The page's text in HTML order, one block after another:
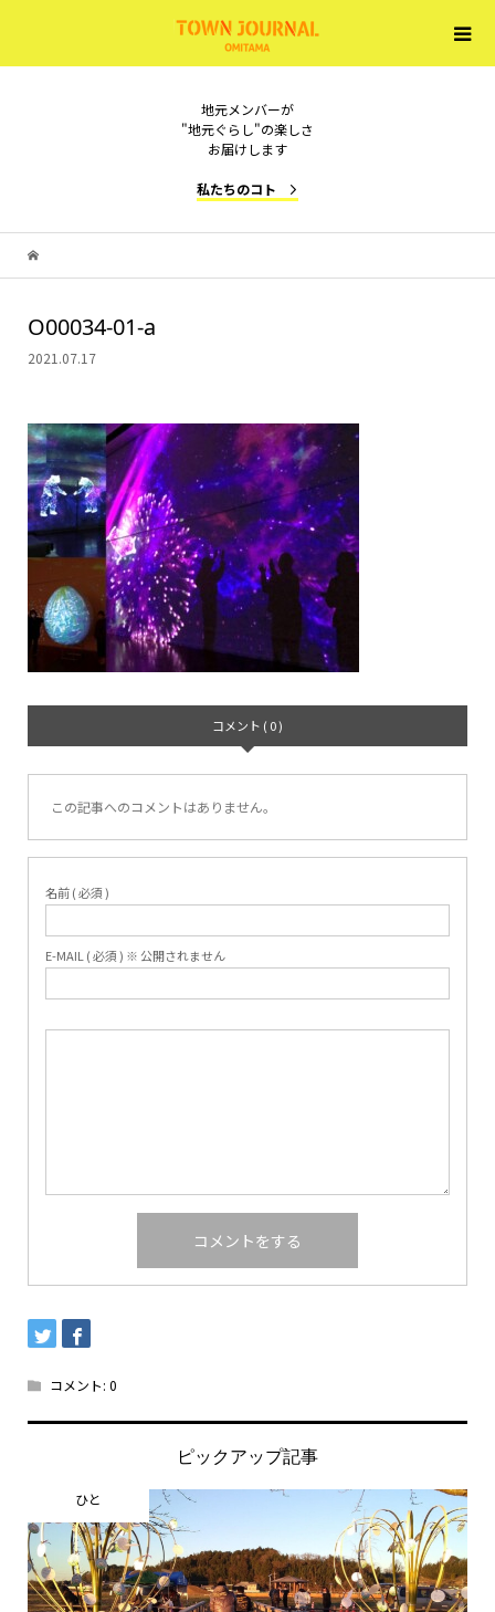
地元メンバーが
"地元ぐらし"の楽しさ
お届けします
私たちのコト
O00034-01-a
2021.07.17
コメント ( 0 )
この記事へのコメントはありません。
名前 ( 必須 )
E-MAIL ( 必須 ) ※ 公開されません
コメント: 0
ピックアップ記事
ひと